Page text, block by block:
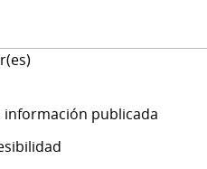
información publicada